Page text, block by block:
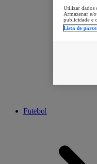
Futebol
Utilizar dados
Armazenar e/
publicidade e
Lista de